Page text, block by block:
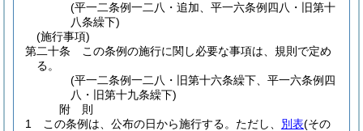
(平一二条例一二八・追加、平一六条例四八・旧第十
八条繰下)
(施行事項)
第二十条
この条例の施行に関し必要な事項は、規則で定め
る。
(平一二条例一二八・旧第十六条繰下、平一六条例四
八・旧第十九条繰下)
附 則
1
この条例は、公布の日から施行する。 ただし、 別表(その